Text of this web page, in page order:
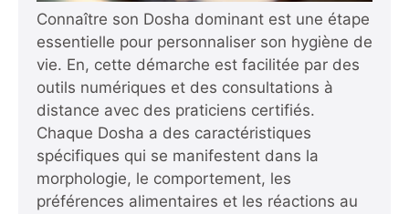
Connaître son Dosha dominant est une étape
essentielle pour personnaliser son hygiène de
vie. En, cette démarche est facilitée par des
outils numériques et des consultations à
distance avec des praticiens certifiés.
Chaque Dosha a des caractéristiques
spécifiques qui se manifestent dans la
morphologie, le comportement, les
préférences alimentaires et les réactions au